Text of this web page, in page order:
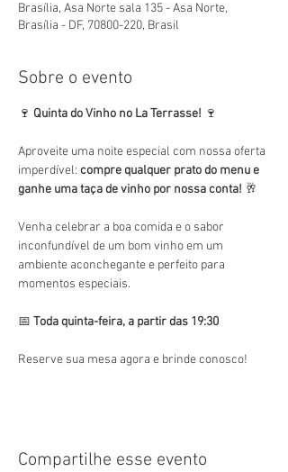
Brasília, Asa Norte sala 135 - Asa Norte,
Brasília - DF, 70800-220, Brasil
Sobre o evento
🍷 Quinta do Vinho no La Terrasse! 🍷
Aproveite uma noite especial com nossa oferta
imperdível: compre qualquer prato do menu e
ganhe uma taça de vinho por nossa conta! 🥂
Venha celebrar a boa comida e o sabor
inconfundível de um bom vinho em um
ambiente aconchegante e perfeito para
momentos especiais.
📅 Toda quinta-feira, a partir das 19:30
Reserve sua mesa agora e brinde conosco!
Compartilhe esse evento